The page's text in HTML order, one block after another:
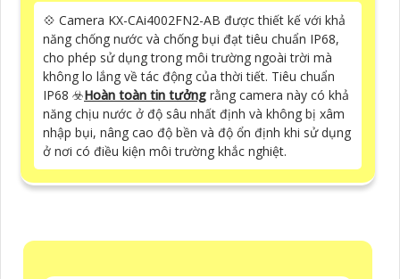
💠 Camera KX-CAi4002FN2-AB được thiết kế với khả
năng chống nước và chống bụi đạt tiêu chuẩn IP68,
cho phép sử dụng trong môi trường ngoài trời mà
không lo lắng về tác động của thời tiết. Tiêu chuẩn
IP68 ☣️Hoàn toàn tin tưởng rằng camera này có khả
năng chịu nước ở độ sâu nhất định và không bị xâm
nhập bụi, nâng cao độ bền và độ ổn định khi sử dụng
ở nơi có điều kiện môi trường khắc nghiệt.